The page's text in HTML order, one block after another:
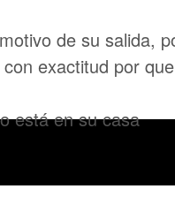
de su salida,
exactitud por